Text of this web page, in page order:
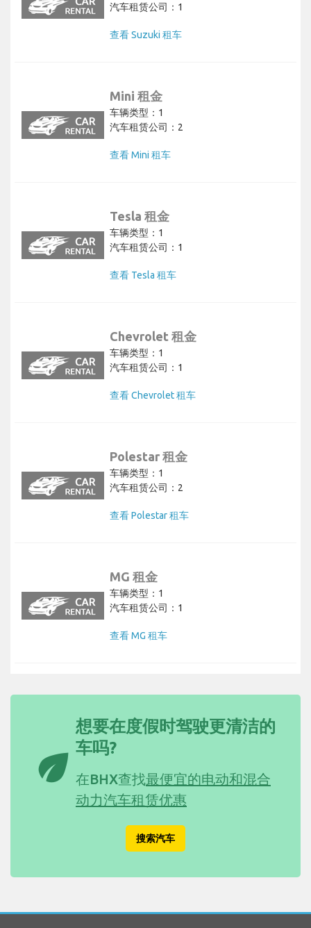
汽车租赁公司：1
查看 Suzuki 租车
Mini 租金
车辆类型：1
汽车租赁公司：2
查看 Mini 租车
Tesla 租金
车辆类型：1
汽车租赁公司：1
查看 Tesla 租车
Chevrolet 租金
车辆类型：1
汽车租赁公司：1
查看 Chevrolet 租车
Polestar 租金
车辆类型：1
汽车租赁公司：2
查看 Polestar 租车
MG 租金
车辆类型：1
汽车租赁公司：1
查看 MG 租车
eco
想要在度假时驾驶更清洁的
车吗?
在BHX查找最便宜的电动和混合
动力汽车租赁优惠
搜索汽车